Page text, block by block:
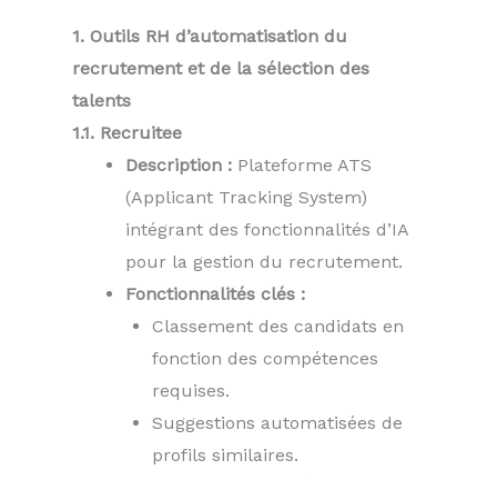
1. Outils RH d’automatisation du
recrutement et de la sélection des
talents
1.1. Recruitee
Description : Plateforme ATS
(Applicant Tracking System)
intégrant des fonctionnalités d’IA
pour la gestion du recrutement.
Fonctionnalités clés :
Classement des candidats en
fonction des compétences
requises.
Suggestions automatisées de
profils similaires.